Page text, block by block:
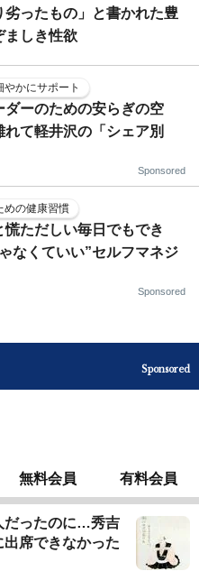
劣ったもの」と書かれた豊
ましき性欲
かにサポート
ダーのための安らぎの空
て軽井沢の「シェア別
Sponsored
めの健康習慣
慌ただしい毎日でもでき
なくていい”セルフマネジ
Sponsored
Sponsored
無料会員 有料会員
だったのに…秀吉
席できなかった